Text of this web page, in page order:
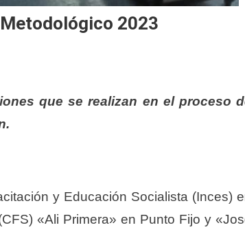
2023
que se realizan en el proceso
y Educación Socialista (Inces)
«Ali Primera» en Punto Fijo y